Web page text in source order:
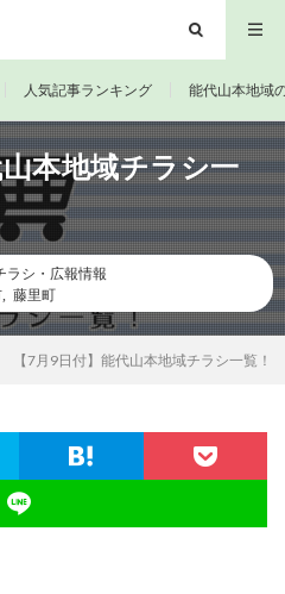
人気記事ランキング 能代山本地域
本地域チラシ一
ラシ・広報情報
藤里町
【7月9日付】能代山本地域チラシ一覧！